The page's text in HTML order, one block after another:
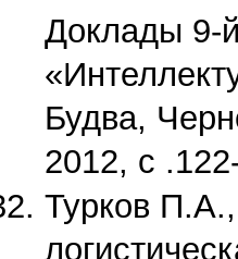
Доклады 9-
Будва,
2012, с
Турков